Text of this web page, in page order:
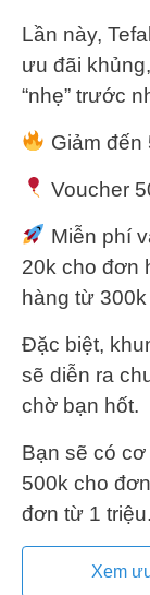
Lần này,
ưu đãi
“nhẹ” trước
Giảm đến
Voucher
Miễn phí
20k cho đơn
hàng từ 300k
Đặc biệt,
sẽ diễn ra
chờ bạn hốt.
Bạn sẽ có
500k cho
đơn từ 1 triệu.
Xem